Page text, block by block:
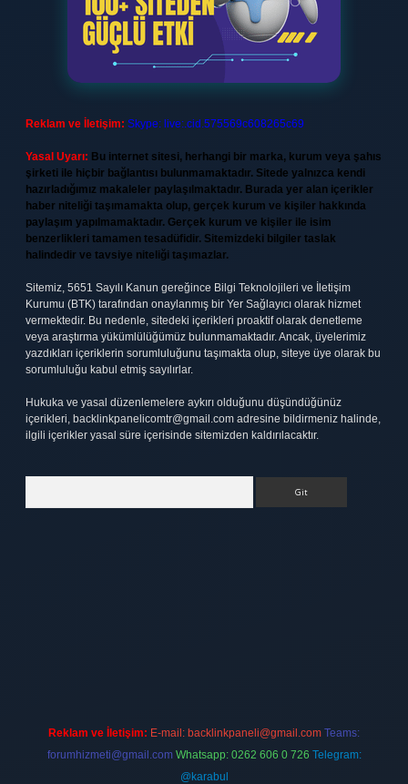
Reklam ve İletişim: Skype: live:.cid.575569c608265c69
Yasal Uyarı: Bu internet sitesi, herhangi bir marka, kurum veya şahıs
şirketi ile hiçbir bağlantısı bulunmamaktadır. Sitede yalnızca kendi
hazırladığımız makaleler paylaşılmaktadır. Burada yer alan içerikler
haber niteliği taşımamakta olup, gerçek kurum ve kişiler hakkında
paylaşım yapılmamaktadır. Gerçek kurum ve kişiler ile isim
benzerlikleri tamamen tesadüfidir. Sitemizdeki bilgiler taslak
halindedir ve tavsiye niteliği taşımazlar.
Sitemiz, 5651 Sayılı Kanun gereğince Bilgi Teknolojileri ve İletişim
Kurumu (BTK) tarafından onaylanmış bir Yer Sağlayıcı olarak hizmet
vermektedir. Bu nedenle, sitedeki içerikleri proaktif olarak denetleme
veya araştırma yükümlülüğümüz bulunmamaktadır. Ancak, üyelerimiz
yazdıkları içeriklerin sorumluluğunu taşımakta olup, siteye üye olarak bu
sorumluluğu kabul etmiş sayılırlar.
Hukuka ve yasal düzenlemelere aykırı olduğunu düşündüğünüz
içerikleri, backlinkpanelicomtr@gmail.com adresine bildirmeniz halinde,
ilgili içerikler yasal süre içerisinde sitemizden kaldırılacaktır.
Reklam ve İletişim: E-mail: backlinkpaneli@gmail.com Teams:
forumhizmeti@gmail.com Whatsapp: 0262 606 0 726 Telegram:
@karabul